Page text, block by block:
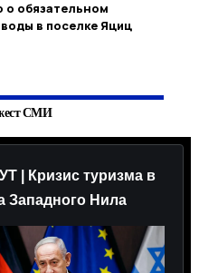
о обязательном
в поселке Яциц
СМИ